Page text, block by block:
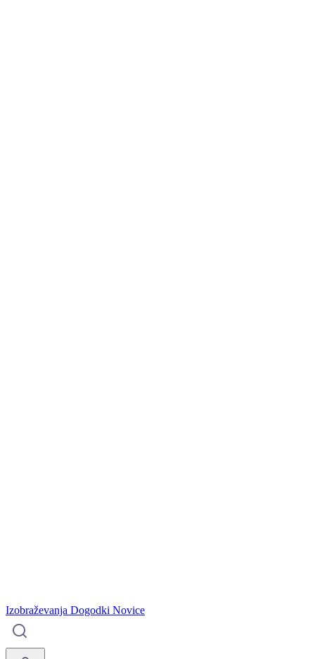
Izobraževanja Dogodki Novice